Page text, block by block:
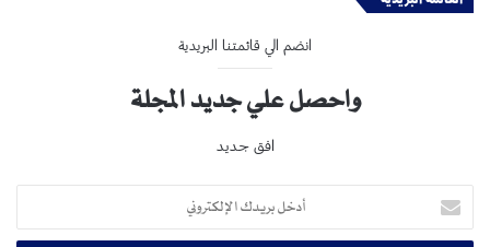
انضم الي قائمتنا البريدية
واحصل علي جديد المجلة
افق جديد
أدخل
بريدك
الإلكتروني